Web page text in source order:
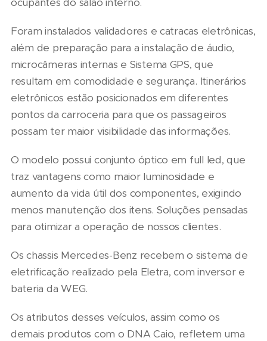
Foram instalados validadores e catracas eletrônicas,
além de preparação para a instalação de áudio,
microcâmeras internas e Sistema GPS, que
resultam em comodidade e segurança. Itinerários
eletrônicos estão posicionados em diferentes
pontos da carroceria para que os passageiros
possam ter maior visibilidade das informações.
O modelo possui conjunto óptico em full led, que
traz vantagens como maior luminosidade e
aumento da vida útil dos componentes, exigindo
menos manutenção dos itens. Soluções pensadas
para otimizar a operação de nossos clientes.
Os chassis Mercedes-Benz recebem o sistema de
eletrificação realizado pela Eletra, com inversor e
bateria da WEG.
Os atributos desses veículos, assim como os
demais produtos com o DNA Caio, refletem uma